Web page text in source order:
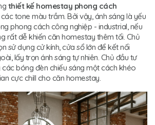
thiết kế homestay phong cách
tone màu trầm. Bởi vậy, ánh sáng là yếu
phong cách công nghiệp - industrial, nếu
rất dễ khiến căn homestay thêm tối. Chủ
sử dụng cử kính, cửa sổ lớn để kết nối
lấy trọn ánh sáng tự nhiên. Chủ đầu tư
bóng đèn chiếu sáng một cách khéo
cực chill cho căn homestay.